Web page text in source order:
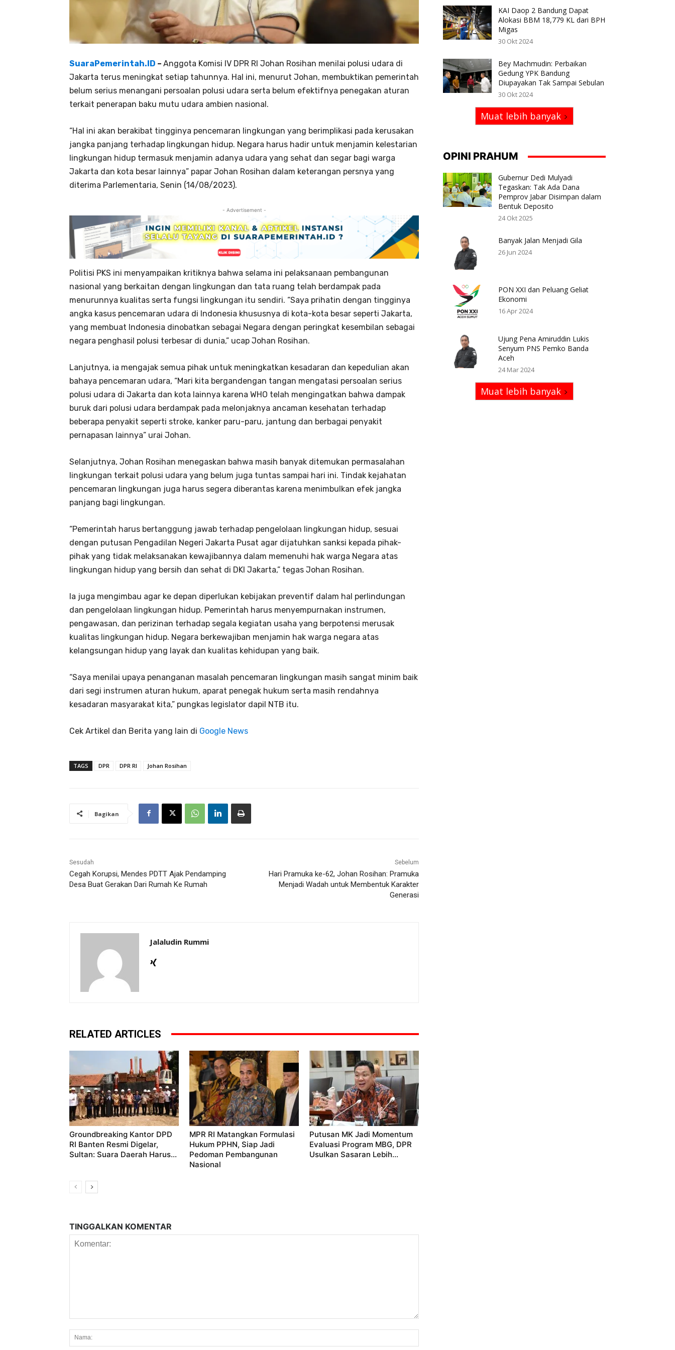
SuaraPemerintah.ID – Anggota Komisi IV DPR RI Johan Rosihan menilai polusi udara di
Jakarta terus meningkat setiap tahunnya. Hal ini, menurut Johan, membuktikan pemerintah
belum serius menangani persoalan polusi udara serta belum efektifnya penegakan aturan
terkait penerapan baku mutu udara ambien nasional.
“Hal ini akan berakibat tingginya pencemaran lingkungan yang berimplikasi pada kerusakan
jangka panjang terhadap lingkungan hidup. Negara harus hadir untuk menjamin kelestarian
lingkungan hidup termasuk menjamin adanya udara yang sehat dan segar bagi warga
Jakarta dan kota besar lainnya” papar Johan Rosihan dalam keterangan persnya yang
diterima Parlementaria, Senin (14/08/2023).
- Advertisement -
Politisi PKS ini menyampaikan kritiknya bahwa selama ini pelaksanaan pembangunan
nasional yang berkaitan dengan lingkungan dan tata ruang telah berdampak pada
menurunnya kualitas serta fungsi lingkungan itu sendiri. “Saya prihatin dengan tingginya
angka kasus pencemaran udara di Indonesia khususnya di kota-kota besar seperti Jakarta,
yang membuat Indonesia dinobatkan sebagai Negara dengan peringkat kesembilan sebagai
negara penghasil polusi terbesar di dunia,” ucap Johan Rosihan.
Lanjutnya, ia mengajak semua pihak untuk meningkatkan kesadaran dan kepedulian akan
bahaya pencemaran udara, “Mari kita bergandengan tangan mengatasi persoalan serius
polusi udara di Jakarta dan kota lainnya karena WHO telah mengingatkan bahwa dampak
buruk dari polusi udara berdampak pada melonjaknya ancaman kesehatan terhadap
beberapa penyakit seperti stroke, kanker paru-paru, jantung dan berbagai penyakit
pernapasan lainnya” urai Johan.
Selanjutnya, Johan Rosihan menegaskan bahwa masih banyak ditemukan permasalahan
lingkungan terkait polusi udara yang belum juga tuntas sampai hari ini. Tindak kejahatan
pencemaran lingkungan juga harus segera diberantas karena menimbulkan efek jangka
panjang bagi lingkungan.
“Pemerintah harus bertanggung jawab terhadap pengelolaan lingkungan hidup, sesuai
dengan putusan Pengadilan Negeri Jakarta Pusat agar dijatuhkan sanksi kepada pihak-
pihak yang tidak melaksanakan kewajibannya dalam memenuhi hak warga Negara atas
lingkungan hidup yang bersih dan sehat di DKI Jakarta,” tegas Johan Rosihan.
Ia juga mengimbau agar ke depan diperlukan kebijakan preventif dalam hal perlindungan
dan pengelolaan lingkungan hidup. Pemerintah harus menyempurnakan instrumen,
pengawasan, dan perizinan terhadap segala kegiatan usaha yang berpotensi merusak
kualitas lingkungan hidup. Negara berkewajiban menjamin hak warga negara atas
kelangsungan hidup yang layak dan kualitas kehidupan yang baik.
“Saya menilai upaya penanganan masalah pencemaran lingkungan masih sangat minim baik
dari segi instrumen aturan hukum, aparat penegak hukum serta masih rendahnya
kesadaran masyarakat kita,” pungkas legislator dapil NTB itu.
Cek Artikel dan Berita yang lain di Google News
TAGS DPR DPR RI Johan Rosihan
Bagikan
Sesudah
Cegah Korupsi, Mendes PDTT Ajak Pendamping
Desa Buat Gerakan Dari Rumah Ke Rumah
Sebelum
Hari Pramuka ke-62, Johan Rosihan: Pramuka
Menjadi Wadah untuk Membentuk Karakter
Generasi
Jalaludin Rummi
RELATED ARTICLES
Groundbreaking Kantor DPD
RI Banten Resmi Digelar,
Sultan: Suara Daerah Harus...
MPR RI Matangkan Formulasi
Hukum PPHN, Siap Jadi
Pedoman Pembangunan
Nasional
Putusan MK Jadi Momentum
Evaluasi Program MBG, DPR
Usulkan Sasaran Lebih...
TINGGALKAN KOMENTAR
KAI Daop 2 Bandung Dapat
Alokasi BBM 18,779 KL dari BPH
Migas
30 Okt 2024
Bey Machmudin: Perbaikan
Gedung YPK Bandung
Diupayakan Tak Sampai Sebulan
30 Okt 2024
Muat lebih banyak
OPINI PRAHUM
Gubernur Dedi Mulyadi
Tegaskan: Tak Ada Dana
Pemprov Jabar Disimpan dalam
Bentuk Deposito
24 Okt 2025
Banyak Jalan Menjadi Gila
26 Jun 2024
PON XXI dan Peluang Geliat
Ekonomi
16 Apr 2024
Ujung Pena Amiruddin Lukis
Senyum PNS Pemko Banda
Aceh
24 Mar 2024
Muat lebih banyak